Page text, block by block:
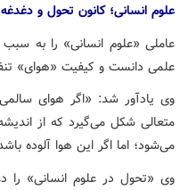
علوم انسانی؛ کانون تحول و
عاملی «علوم انسانی» را به
علمی دانست و کیفیت «هوای»
وی یادآور شد: «اگر هوای
متعالی شکل می‌گیرد که از
می‌شود؛ اما اگر این هوا آلوده
وی «تحول در علوم انسانی» را